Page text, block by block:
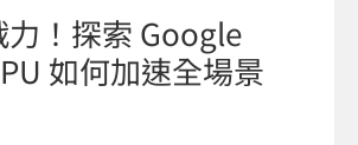
！探索 Google
如何加速全場景